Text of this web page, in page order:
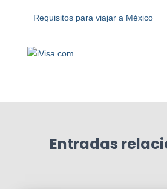
Requisitos para viajar a México
Entradas